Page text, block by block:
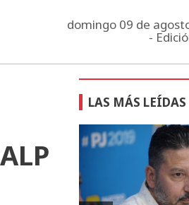
domingo 09 de
-
LAS MÁS LEÍDAS